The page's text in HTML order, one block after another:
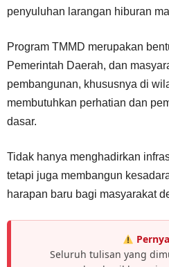
penyuluhan larangan hiburan
Program TMMD merupakan
Pemerintah Daerah, dan
pembangunan, khususnya di
membutuhkan perhatian dan
dasar.
Tidak hanya menghadirkan
tetapi juga membangun
harapan baru bagi masyarakat
Seluruh tulisan yang